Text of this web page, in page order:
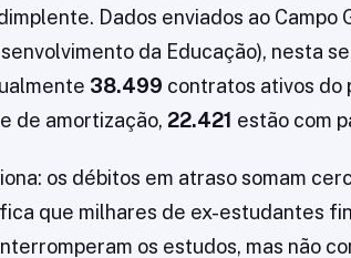
Dados enviados ao Campo
da Educação), nesta
38.499 contratos ativos do
de amortização, 22.421 estão com
os débitos em atraso somam
que milhares de ex-estudantes
os estudos, mas não